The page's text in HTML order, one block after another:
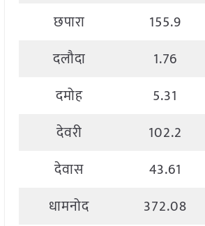
छपारा 155.9
दलौदा
1.76
दमोह
5.31
देवरी
102.2
देवास
43.61
धामनोद
372.08